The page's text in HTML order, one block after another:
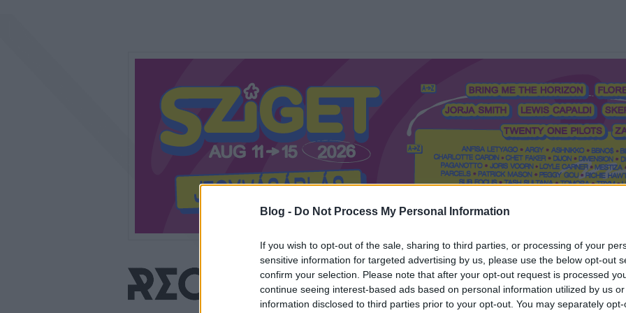
Blog - Do Not Process My Personal Information
If you wish to opt-out of the sale, sharing to third parties, or processing of your
sensitive information for targeted advertising by us, please use the below opt-out
confirm your selection. Please note that after your opt-out request is processed
continue seeing interest-based ads based on personal information utilized by us
information disclosed to third parties prior to your opt-out. You may separately
Mi a Recorder? Hol a Recorder? Előfizetés Régi Recorderek